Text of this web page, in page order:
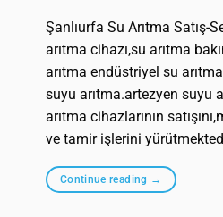
Şanlıurfa Su Arıtma Satış-
arıtma cihazı,su arıtma
arıtma endüstriyel su
suyu arıtma.artezyen suyu
arıtma cihazlarının
ve tamir işlerini
Continue reading →